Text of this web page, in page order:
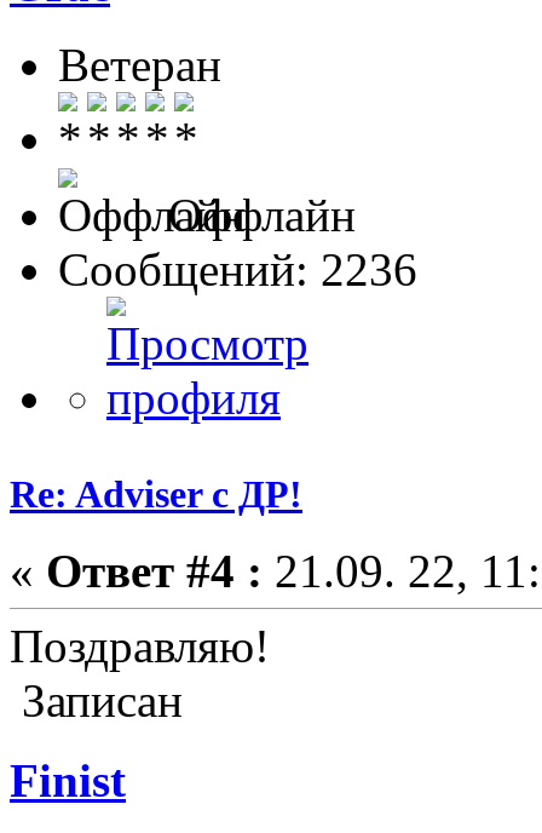
Ветеран
Оффлайн
Сообщений: 2236
Re: Adviser с ДР!
« Ответ #4 : 21.09. 22,
Поздравляю!
Записан
Finist